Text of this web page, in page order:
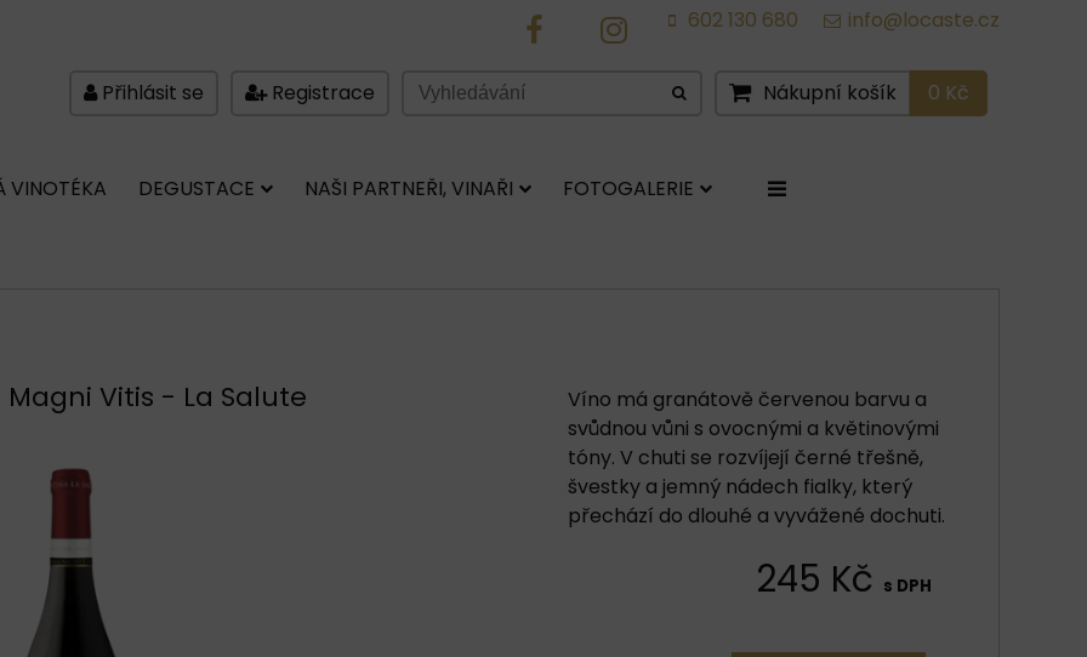
IG
602 130 680 info@locaste.cz
Přihlásit se Registrace Nákupní košík 0 Kč
VINOTÉKA DEGUSTACE NAŠI PARTNEŘI, VINAŘI FOTOGALERIE
Vitis - La Salute
Víno má granátově červenou barvu a
svůdnou vůni s ovocnými a květinovými
tóny. V chuti se rozvíjejí černé třešně,
švestky a jemný nádech fialky, který
přechází do dlouhé a vyvážené dochuti.
245 Kč s DPH